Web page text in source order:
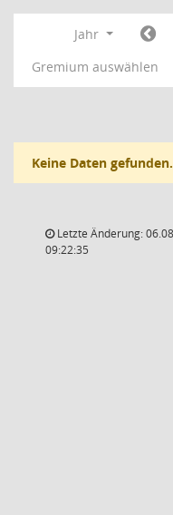
Jahr
Gremium auswählen
Keine Daten gefunden.
Letzte Änderung:
09:22:35